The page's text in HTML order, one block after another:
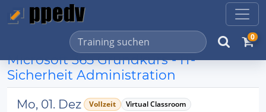
0
Microsoft 365 Grundkurs - IT-
Sicherheit Administration
Mo, 01. Dez Vollzeit Virtual Classroom